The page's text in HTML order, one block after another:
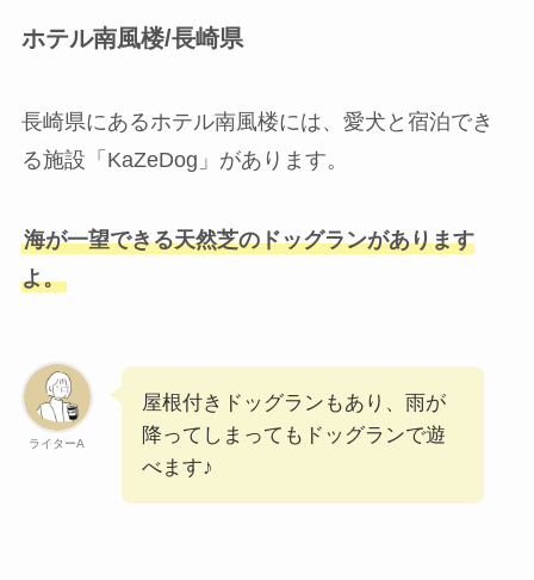
ホテル南風楼/長崎県
長崎県にあるホテル南風楼には、愛犬と宿泊でき
る施設「KaZeDog」があります。
海が一望できる天然芝のドッグランがあります
よ。
ライターA
屋根付きドッグランもあり、雨が
降ってしまってもドッグランで遊
べます♪